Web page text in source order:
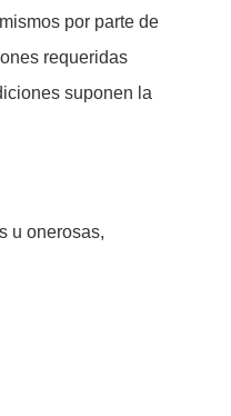
por parte de
requeridas
suponen la
u onerosas,